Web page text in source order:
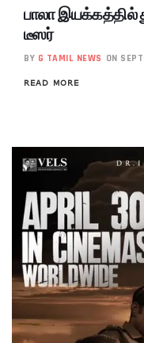
பாலா இயக்கத்தில்
டீஸர்
BY G TAMIL NEWS ON
READ MORE